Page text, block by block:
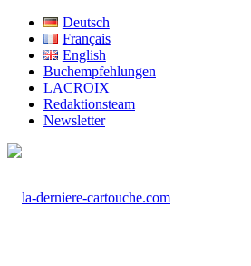
Deutsch
Français
English
Buchempfehlungen
LACROIX
Redaktionsteam
Newsletter